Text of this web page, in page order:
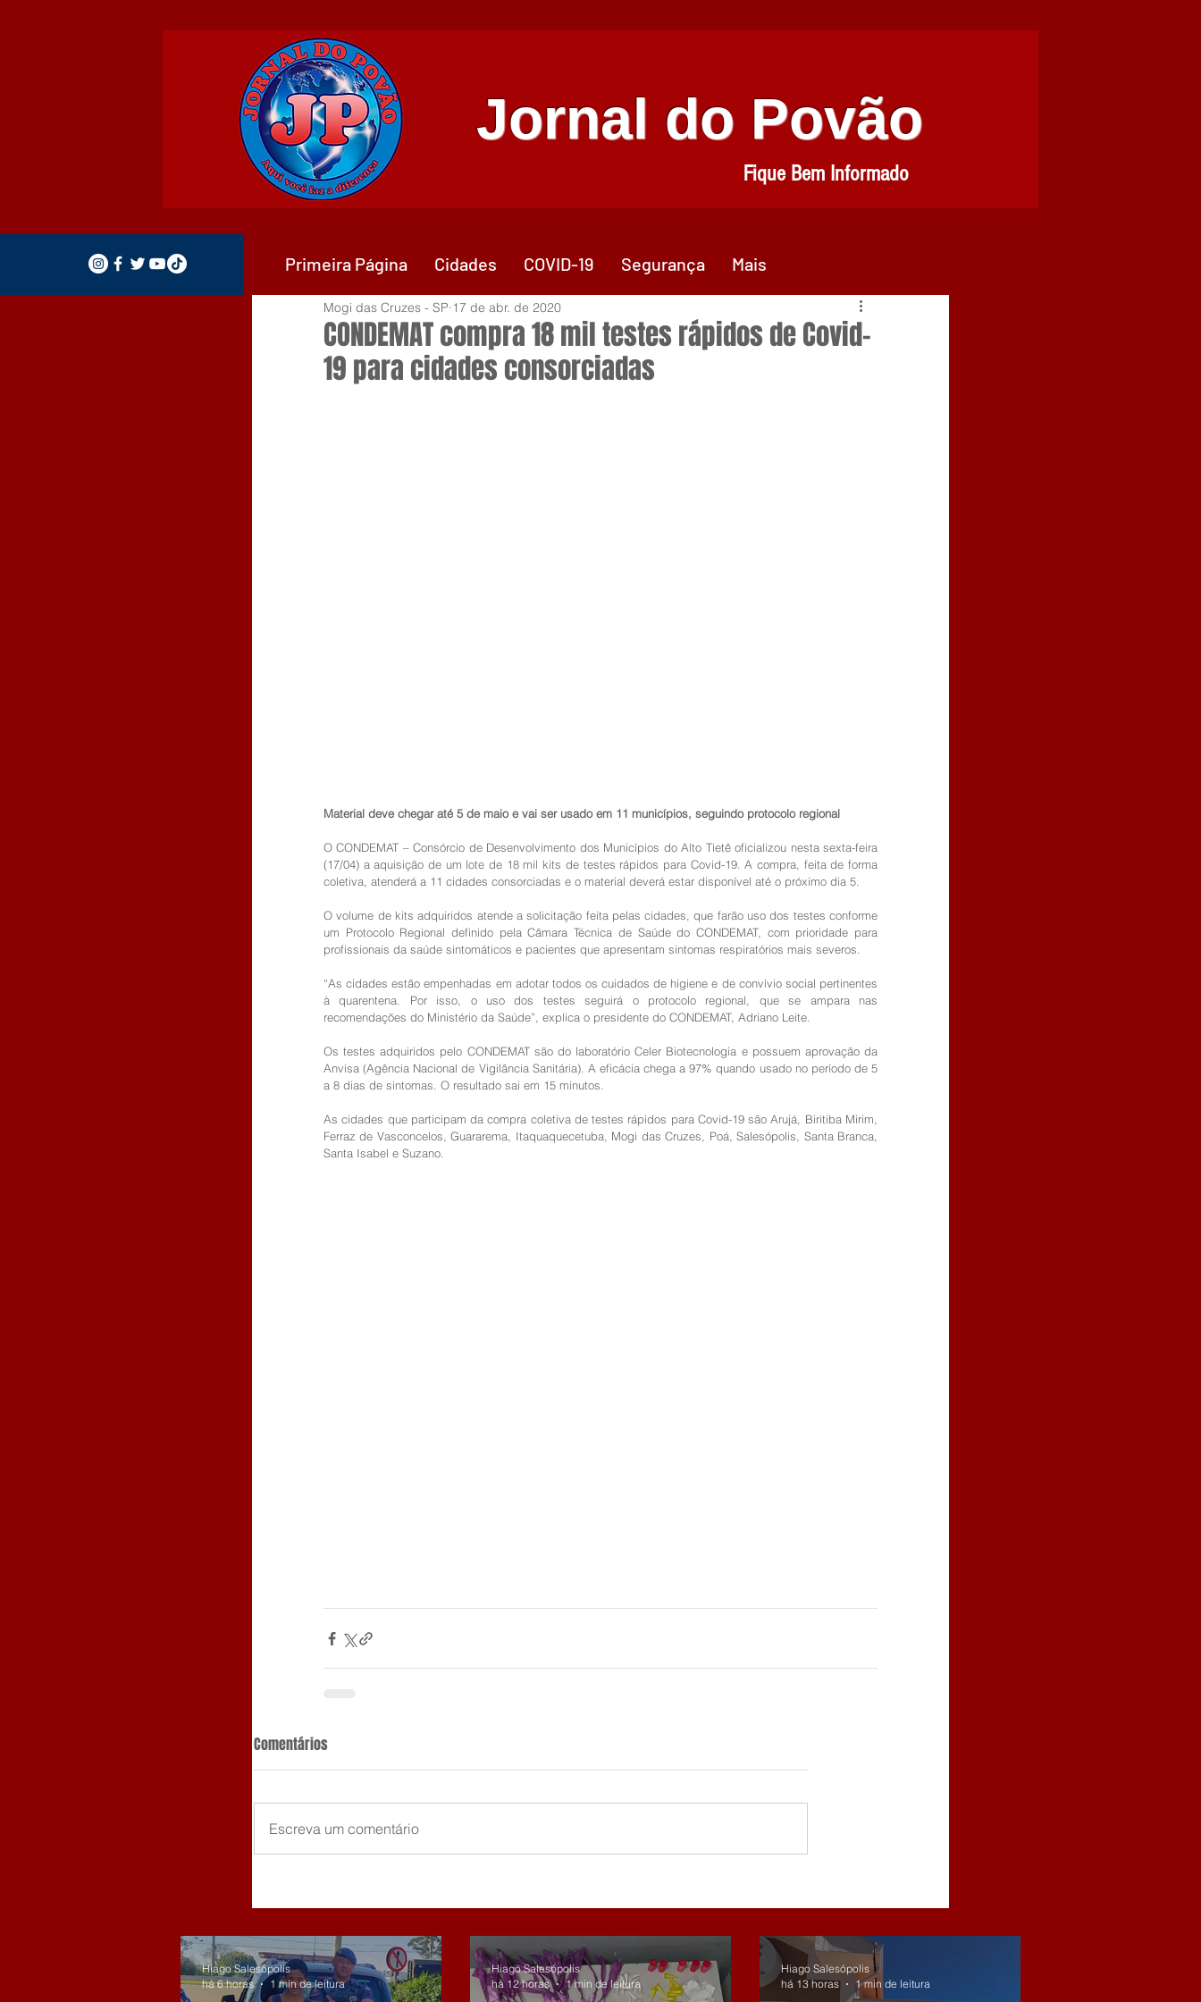
Jornal do Povão
Fique Bem Informado
CONDEMAT compra 18 mil testes rápidos de Covid-
19 para cidades consorciadas
Mogi das Cruzes - SP 17 de abr. de 2020
Material deve chegar até 5 de maio e vai ser usado em 11 municípios, seguindo protocolo regional
O CONDEMAT – Consórcio de Desenvolvimento dos Municípios do Alto Tietê oficializou nesta sexta-feira
(17/04) a aquisição de um lote de 18 mil kits de testes rápidos para Covid-19. A compra, feita de forma
coletiva, atenderá a 11 cidades consorciadas e o material deverá estar disponível até o próximo dia 5.
O volume de kits adquiridos atende a solicitação feita pelas cidades, que farão uso dos testes conforme
um Protocolo Regional definido pela Câmara Técnica de Saúde do CONDEMAT, com prioridade para
profissionais da saúde sintomáticos e pacientes que apresentam sintomas respiratórios mais severos.
“As cidades estão empenhadas em adotar todos os cuidados de higiene e de convívio social pertinentes
à quarentena. Por isso, o uso dos testes seguirá o protocolo regional, que se ampara nas
recomendações do Ministério da Saúde”, explica o presidente do CONDEMAT, Adriano Leite.
Os testes adquiridos pelo CONDEMAT são do laboratório Celer Biotecnologia e possuem aprovação da
Anvisa (Agência Nacional de Vigilância Sanitária). A eficácia chega a 97% quando usado no período de 5
a 8 dias de sintomas. O resultado sai em 15 minutos.
As cidades que participam da compra coletiva de testes rápidos para Covid-19 são Arujá, Biritiba Mirim,
Ferraz de Vasconcelos, Guararema, Itaquaquecetuba, Mogi das Cruzes, Poá, Salesópolis, Santa Branca,
Santa Isabel e Suzano.
Comentários
Escreva um comentário
Hiago Salesópolis
há 6 horas
1 min de leitura
Hiago Salesópolis
há 12 horas
1 min de leitura
Hiago Salesópolis
há 13 horas
1 min de leitura
Primeira Página Cidades COVID-19 Segurança Mais